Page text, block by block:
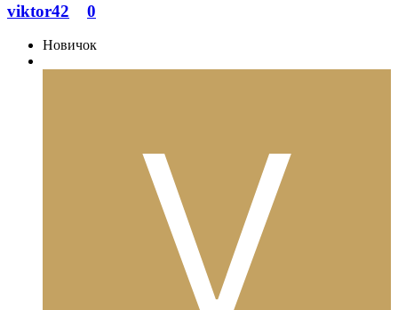
viktor42 0
Новичок